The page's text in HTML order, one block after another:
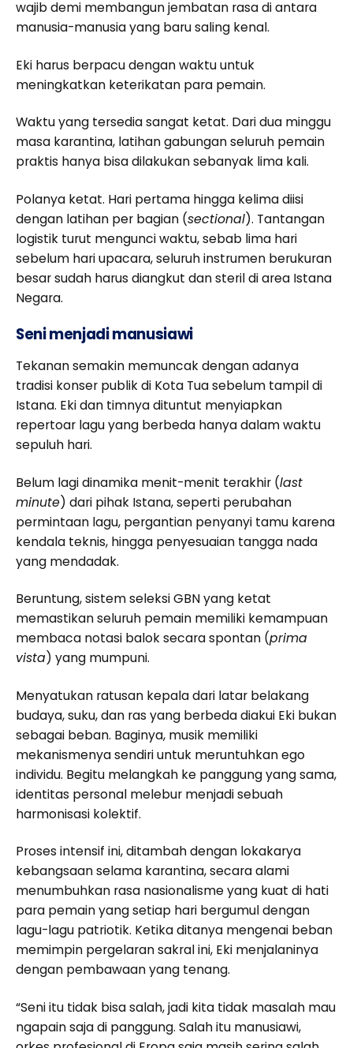
wajib demi membangun jembatan rasa di antara
manusia-manusia yang baru saling kenal.
Eki harus berpacu dengan waktu untuk
meningkatkan keterikatan para pemain.
Waktu yang tersedia sangat ketat. Dari dua minggu
masa karantina, latihan gabungan seluruh pemain
praktis hanya bisa dilakukan sebanyak lima kali.
Polanya ketat. Hari pertama hingga kelima diisi
dengan latihan per bagian (sectional). Tantangan
logistik turut mengunci waktu, sebab lima hari
sebelum hari upacara, seluruh instrumen berukuran
besar sudah harus diangkut dan steril di area Istana
Negara.
Seni menjadi manusiawi
Tekanan semakin memuncak dengan adanya
tradisi konser publik di Kota Tua sebelum tampil di
Istana. Eki dan timnya dituntut menyiapkan
repertoar lagu yang berbeda hanya dalam waktu
sepuluh hari.
Belum lagi dinamika menit-menit terakhir (last
minute) dari pihak Istana, seperti perubahan
permintaan lagu, pergantian penyanyi tamu karena
kendala teknis, hingga penyesuaian tangga nada
yang mendadak.
Beruntung, sistem seleksi GBN yang ketat
memastikan seluruh pemain memiliki kemampuan
membaca notasi balok secara spontan (prima
vista) yang mumpuni.
Menyatukan ratusan kepala dari latar belakang
budaya, suku, dan ras yang berbeda diakui Eki bukan
sebagai beban. Baginya, musik memiliki
mekanismenya sendiri untuk meruntuhkan ego
individu. Begitu melangkah ke panggung yang sama,
identitas personal melebur menjadi sebuah
harmonisasi kolektif.
Proses intensif ini, ditambah dengan lokakarya
kebangsaan selama karantina, secara alami
menumbuhkan rasa nasionalisme yang kuat di hati
para pemain yang setiap hari bergumul dengan
lagu-lagu patriotik. Ketika ditanya mengenai beban
memimpin pergelaran sakral ini, Eki menjalaninya
dengan pembawaan yang tenang.
“Seni itu tidak bisa salah, jadi kita tidak masalah mau
ngapain saja di panggung. Salah itu manusiawi,